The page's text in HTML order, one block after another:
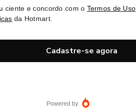
ciente e concordo com o Termos de Uso
da Hotmart.
Cadastre-se agora
Powered by